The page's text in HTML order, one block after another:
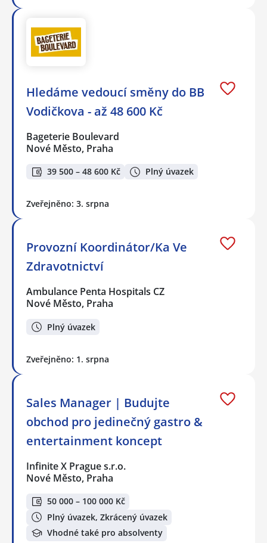
Hledáme vedoucí směny do BB
Vodičkova - až 48 600 Kč
Bageterie Boulevard
Nové Město, Praha
39 500 – 48 600 Kč Plný úvazek
Zveřejněno: 3. srpna
Provozní Koordinátor/Ka Ve
Zdravotnictví
Ambulance Penta Hospitals CZ
Nové Město, Praha
Plný úvazek
Zveřejněno: 1. srpna
Sales Manager | Budujte
obchod pro jedinečný gastro &
entertainment koncept
Infinite X Prague s.r.o.
Nové Město, Praha
50 000 – 100 000 Kč
Plný úvazek, Zkrácený úvazek
Vhodné také pro absolventy